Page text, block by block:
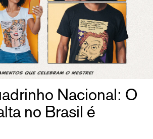
Nacional: O
no Brasil é